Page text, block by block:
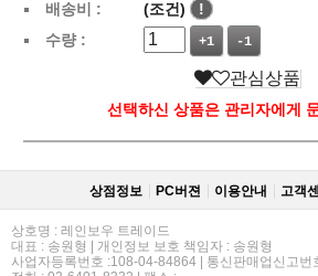
배송비 :
(조건)
!
수량 :
+1 -1
관심상품
선택하신 상품은 관리자에게
상점정보 PC버젼 이용안내 고객
상호명 : 레인보우 트레이드
대표 : 송원형 | 개인정보 보호 책임자 : 송원형
사업자등록번호 :108-04-84864 | 통신판매업신고번